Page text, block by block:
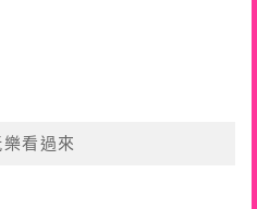
看過來